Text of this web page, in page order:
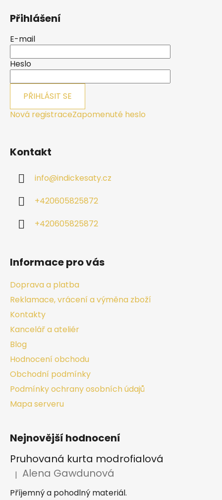
Přihlášení
E-mail
Heslo
PŘIHLÁSIT SE
Nová registraceZapomenuté heslo
Kontakt
info@indickesaty.cz
+420605825872
+420605825872
Informace pro vás
Doprava a platba
Reklamace, vrácení a výměna zboží
Kontakty
Kancelář a ateliér
Blog
Hodnocení obchodu
Obchodní podmínky
Podmínky ochrany osobních údajů
Mapa serveru
Nejnovější hodnocení
Pruhovaná kurta modrofialová
Hodnocení produktu je 5 z 5 hvězdiček.
| Alena Gawdunová
Příjemný a pohodlný materiál.